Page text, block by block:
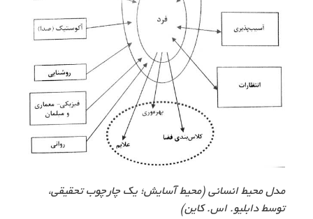
مدل محیط انسانی (محیط آسایش؛ یک چارچوب تحقیقی،
توسط دابلیو. اس. کاین)